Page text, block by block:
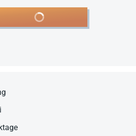
In den Warenkorb